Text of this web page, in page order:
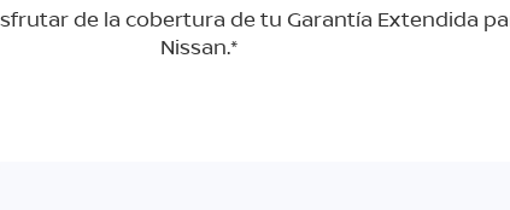
de la cobertura de tu Garantía Extendida
Nissan.*